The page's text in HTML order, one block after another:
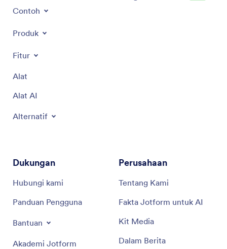
Contoh
Produk
Fitur
Alat
Alat AI
Alternatif
Dukungan
Hubungi kami
Panduan Pengguna
Bantuan
Akademi Jotform
Perusahaan
Tentang Kami
Fakta Jotform untuk AI
Kit Media
Dalam Berita